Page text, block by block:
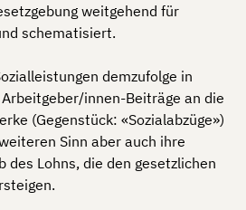
weitgehend für
schematisiert.
demzufolge in
innen-Beiträge an die
(Gegenstück: «Sozialabzüge»)
Sinn aber auch ihre
des Lohns, die den gesetzlichen